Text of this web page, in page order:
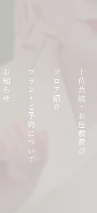
お知らせ プラン・ご予約について フロア紹介 土佐芸妓・お座敷遊び